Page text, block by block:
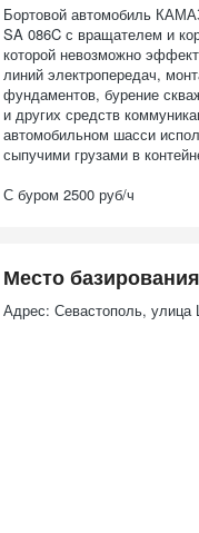
Бортовой автомобиль
SA 086C с вращателем и
которой невозможно
линий электропередач,
фундаментов, бурение
и других средств
автомобильном шасси
сыпучими грузами в
С буром 2500 руб/ч
Место
Адрес: Севастополь,